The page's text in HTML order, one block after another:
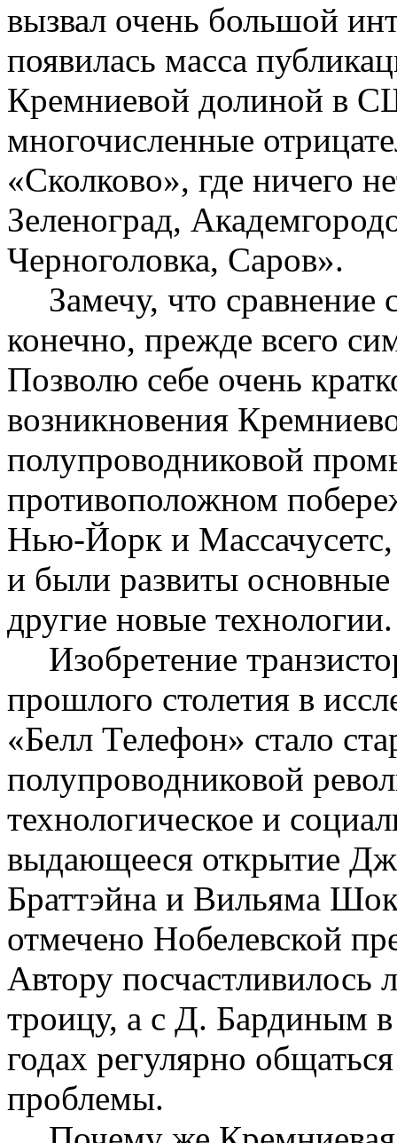
вызвал очень большой
появилась масса
Кремниевой долиной в
многочисленные
«Сколково», где ничего
Зеленоград,
Черноголовка, Саров».
Замечу, что
конечно, прежде всего
Позволю себе очень
возникновения
полупроводниковой
противоположном
Нью-Йорк и Массачусетс,
и были развиты
другие новые технологии.
Изобретение
прошлого столетия в
«Белл Телефон» стало
полупроводниковой
технологическое и
выдающееся открытие
Браттэйна и Вильяма
отмечено Нобелевской
Автору посчастливилось
троицу, а с Д. Бардиным
годах регулярно
проблемы.